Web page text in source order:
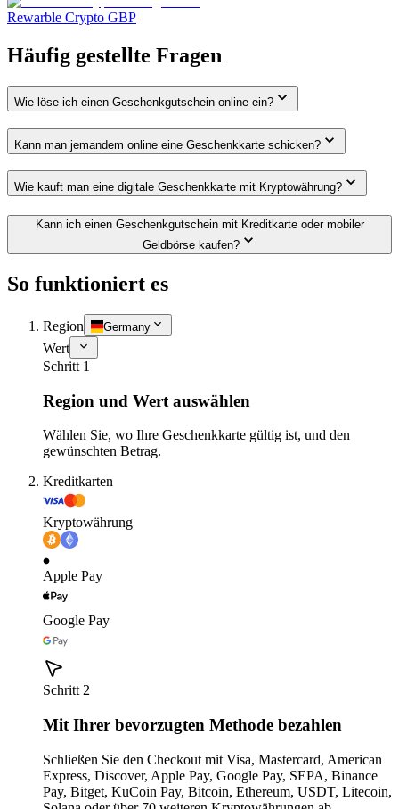
Rewarble Crypto GBP
Häufig gestellte Fragen
Wie löse ich einen Geschenkgutschein online ein?
Kann man jemandem online eine Geschenkkarte schicken?
Wie kauft man eine digitale Geschenkkarte mit Kryptowährung?
Kann ich einen Geschenkgutschein mit Kreditkarte oder mobiler
Geldbörse kaufen?
So funktioniert es
Region Germany
Wert
Schritt 1
Region und Wert auswählen
Wählen Sie, wo Ihre Geschenkkarte gültig ist, und den
gewünschten Betrag.
Kreditkarten
Kryptowährung
Apple Pay
Google Pay
Schritt 2
Mit Ihrer bevorzugten Methode bezahlen
Schließen Sie den Checkout mit Visa, Mastercard, American
Express, Discover, Apple Pay, Google Pay, SEPA, Binance
Pay, Bitget, KuCoin Pay, Bitcoin, Ethereum, USDT, Litecoin,